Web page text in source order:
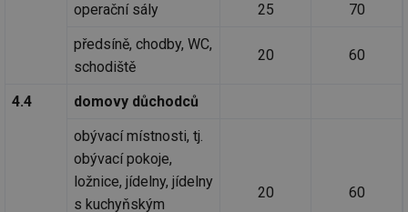
operační sály
25
70
předsíně, chodby, WC,
schodiště
20 60
4.4
domovy důchodců
obývací místnosti, tj.
obývací pokoje,
ložnice, jídelny, jídelny
s kuchyňským
20 60